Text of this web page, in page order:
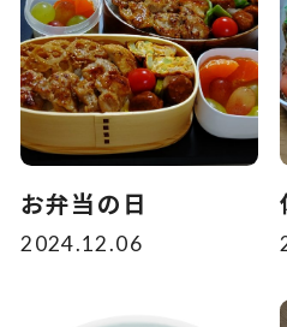
お弁当の日
2024.12.06